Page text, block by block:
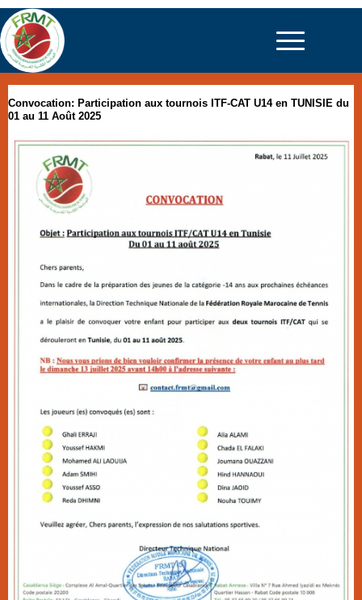
Convocation: Participation aux tournois ITF-CAT U14 en TUNISIE du
01 au 11 Août 2025